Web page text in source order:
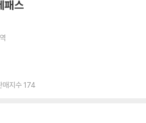
패스
역
매지수 174